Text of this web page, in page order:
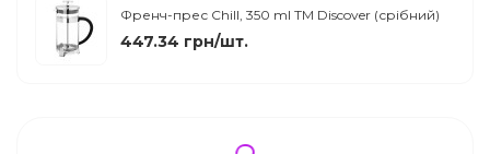
Френч-прес Chill, 350 ml TM Discover (срібний)
447.34 грн/шт.